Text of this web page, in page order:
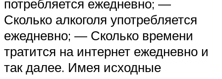
потребляется ежедневно; —
Сколько алкоголя употребляется
ежедневно; — Сколько времени
тратится на интернет ежедневно и
так далее. Имея исходные